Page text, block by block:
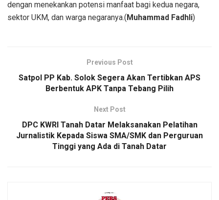
dengan menekankan potensi manfaat bagi kedua negara,
sektor UKM, dan warga negaranya.(Muhammad Fadhli)
Previous Post
Satpol PP Kab. Solok Segera Akan Tertibkan APS
Berbentuk APK Tanpa Tebang Pilih
Next Post
DPC KWRI Tanah Datar Melaksanakan Pelatihan
Jurnalistik Kepada Siswa SMA/SMK dan Perguruan
Tinggi yang Ada di Tanah Datar